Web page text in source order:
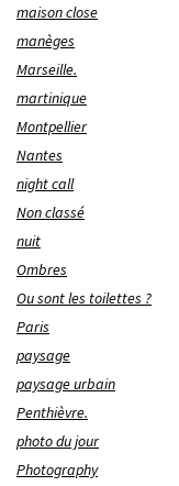
maison close
manèges
Marseille.
martinique
Montpellier
Nantes
night call
Non classé
nuit
Ombres
Ou sont les toilettes ?
Paris
paysage
paysage urbain
Penthièvre.
photo du jour
Photography